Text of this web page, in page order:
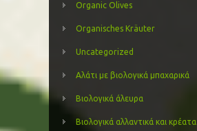
Organic Olives
Organisches Kräuter
Uncategorized
Αλάτι με βιολογικά μπαχαρικά
Βιολογικά άλευρα
Βιολογικά αλλαντικά και κρέατα